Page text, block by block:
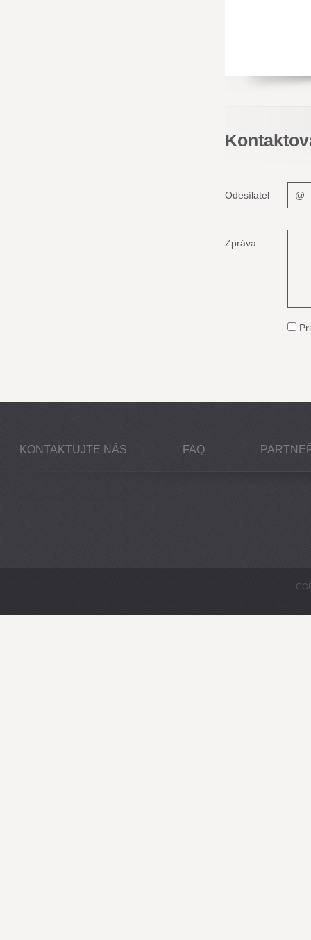
Odesílatel
Zpráva
KONTAKTUJTE NÁS FAQ